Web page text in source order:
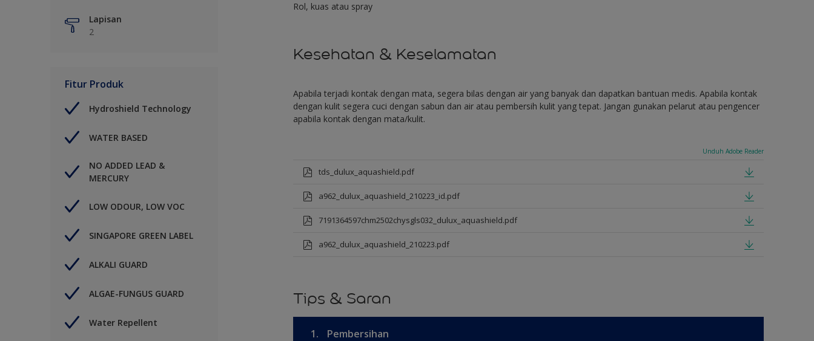
Lapisan
2
Fitur Produk
Hydroshield Technology
WATER BASED
NO ADDED LEAD &
MERCURY
LOW ODOUR, LOW VOC
SINGAPORE GREEN LABEL
ALKALI GUARD
ALGAE-FUNGUS GUARD
Water Repellent
Rol, kuas atau spray
Kesehatan & Keselamatan
Apabila terjadi kontak dengan mata, segera bilas dengan air yang banyak dan dapatkan bantuan medis. Apabila kontak
dengan kulit segera cuci dengan sabun dan air atau pembersih kulit yang tepat. Jangan gunakan pelarut atau pengencer
apabila kontak dengan mata/kulit.
Unduh Adobe Reader
tds_dulux_aquashield.pdf
a962_dulux_aquashield_210223_id.pdf
7191364597chm2502chysgls032_dulux_aquashield.pdf
a962_dulux_aquashield_210223.pdf
Tips & Saran
1. Pembersihan